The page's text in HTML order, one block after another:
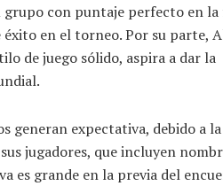
con puntaje perfecto en la
en el torneo. Por su parte,
de juego sólido, aspira a dar la
generan expectativa, debido a la
jugadores, que incluyen
es grande en la previa del